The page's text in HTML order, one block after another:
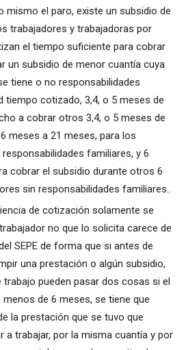
mismo el paro, existe un subsidio de
trabajadores y trabajadoras por
el tiempo suficiente para cobrar
un subsidio de menor cuantía cuya
tiene o no responsabilidades
tiempo cotizado, 3,4, o 5 meses de
a cobrar otros 3,4, o 5 meses de
meses a 21 meses, para los
familiares, y 6
cobrar el subsidio durante otros 6
sin responsabilidades familiares..
de cotización solamente se
no que lo solicita carece de
SEPE de forma que si antes de
una prestación o algún subsidio,
pueden pasar dos cosas si el
de 6 meses, se tiene que
la prestación que se tuvo que
a trabajar, por la misma cuantía y por